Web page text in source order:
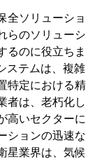
全ソリューショ
らのソリューシ
るのに役立ちま
ステムは、複雑
特定における精
者は、老朽化し
高いセクターに
ションの迅速な
星業界は、気候